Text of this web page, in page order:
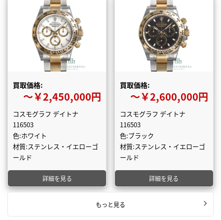
買取価格:
〜￥2,450,000円
コスモグラフ デイトナ
116503
色:ホワイト
材質:ステンレス・イエローゴ
ールド
詳細を見る
買取価格:
〜￥2,600,000円
コスモグラフ デイトナ
116503
色:ブラック
材質:ステンレス・イエローゴ
ールド
詳細を見る
もっと見る